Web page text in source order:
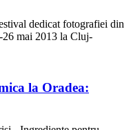
dedicat fotografiei din
26 mai 2013 la Cluj-
la Oradea: